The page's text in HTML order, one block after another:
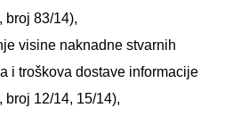
broj 83/14),
visine naknadne stvarnih
i troškova dostave informacije
broj 12/14, 15/14),